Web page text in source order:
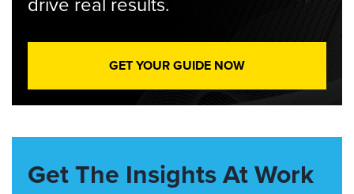
GET YOUR GUIDE NOW
Get The Insights At Work